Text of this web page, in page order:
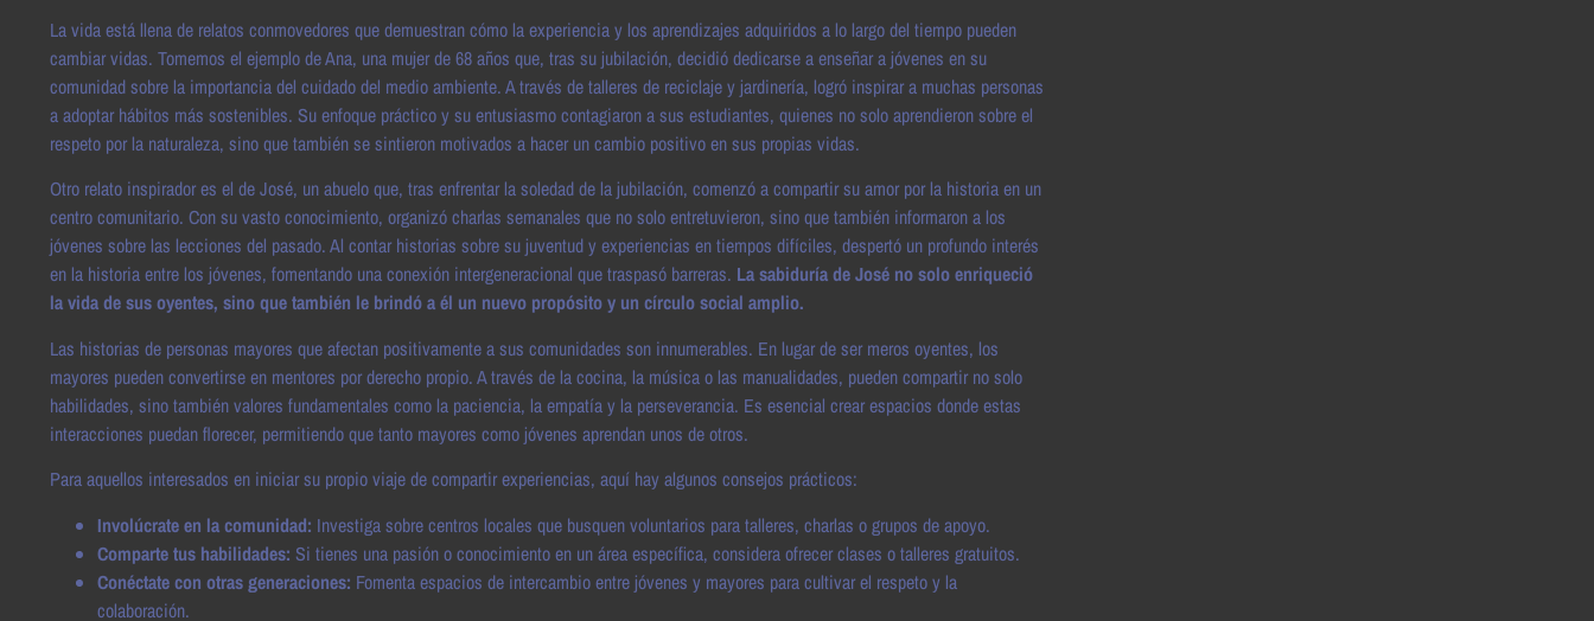
La vida está llena de relatos conmovedores que demuestran cómo la experiencia y los aprendizajes adquiridos a lo largo del tiempo pueden
cambiar vidas. Tomemos el ejemplo de Ana, una mujer de 68 años que, tras su jubilación, decidió dedicarse a enseñar a jóvenes en su
comunidad sobre la importancia del cuidado del medio ambiente. A través de talleres de reciclaje y jardinería, logró inspirar a muchas personas
a adoptar hábitos más sostenibles. Su enfoque práctico y su entusiasmo contagiaron a sus estudiantes, quienes no solo aprendieron sobre el
respeto por la naturaleza, sino que también se sintieron motivados a hacer un cambio positivo en sus propias vidas.
Otro relato inspirador es el de José, un abuelo que, tras enfrentar la soledad de la jubilación, comenzó a compartir su amor por la historia en un
centro comunitario. Con su vasto conocimiento, organizó charlas semanales que no solo entretuvieron, sino que también informaron a los
jóvenes sobre las lecciones del pasado. Al contar historias sobre su juventud y experiencias en tiempos difíciles, despertó un profundo interés
en la historia entre los jóvenes, fomentando una conexión intergeneracional que traspasó barreras. La sabiduría de José no solo enriqueció
la vida de sus oyentes, sino que también le brindó a él un nuevo propósito y un círculo social amplio.
Las historias de personas mayores que afectan positivamente a sus comunidades son innumerables. En lugar de ser meros oyentes, los
mayores pueden convertirse en mentores por derecho propio. A través de la cocina, la música o las manualidades, pueden compartir no solo
habilidades, sino también valores fundamentales como la paciencia, la empatía y la perseverancia. Es esencial crear espacios donde estas
interacciones puedan florecer, permitiendo que tanto mayores como jóvenes aprendan unos de otros.
Para aquellos interesados en iniciar su propio viaje de compartir experiencias, aquí hay algunos consejos prácticos:
Involúcrate en la comunidad: Investiga sobre centros locales que busquen voluntarios para talleres, charlas o grupos de apoyo.
Comparte tus habilidades: Si tienes una pasión o conocimiento en un área específica, considera ofrecer clases o talleres gratuitos.
Conéctate con otras generaciones: Fomenta espacios de intercambio entre jóvenes y mayores para cultivar el respeto y la
colaboración.